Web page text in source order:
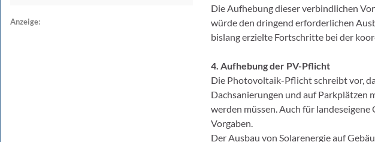
Die Aufhebung dieser verbindlichen
würde den dringend erforderlichen
bislang erzielte Fortschritte bei der
4. Aufhebung der PV-Pflicht
Die Photovoltaik-Pflicht schreibt vor,
Dachsanierungen und auf Parkplätzen
werden müssen. Auch für
Vorgaben.
Der Ausbau von Solarenergie auf
Anzeige: